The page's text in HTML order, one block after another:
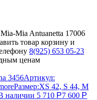
Mia Antuanetta 17006
товар корзину и
8(925) 653 05-23
ценам
3456Артикул:
Размер:XS 42, S 44, M
наличии 5 710 Р7 600 Р